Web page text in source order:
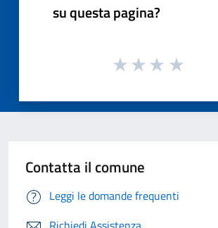
su questa pagina?
Contatta il comune
Leggi le domande frequenti